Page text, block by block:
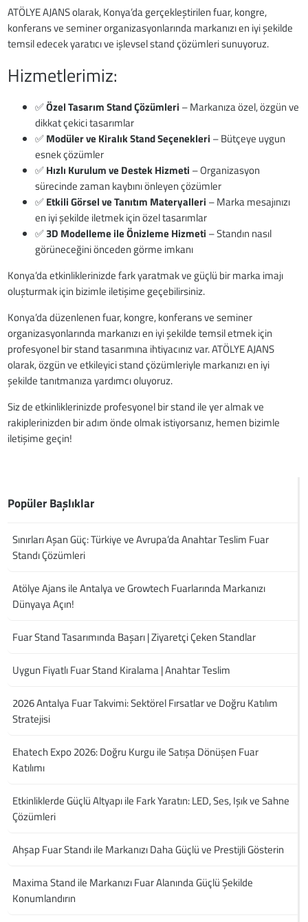
ATÖLYE AJANS olarak, Konya’da gerçekleştirilen fuar, kongre,
konferans ve seminer organizasyonlarında markanızı en iyi şekilde
temsil edecek yaratıcı ve işlevsel stand çözümleri sunuyoruz.
Hizmetlerimiz:
✅Özel Tasarım Stand Çözümleri – Markanıza özel, özgün ve
dikkat çekici tasarımlar
✅Modüler ve Kiralık Stand Seçenekleri – Bütçeye uygun
esnek çözümler
✅Hızlı Kurulum ve Destek Hizmeti – Organizasyon
sürecinde zaman kaybını önleyen çözümler
✅Etkili Görsel ve Tanıtım Materyalleri – Marka mesajınızı
en iyi şekilde iletmek için özel tasarımlar
✅3D Modelleme ile Önizleme Hizmeti – Standın nasıl
görüneceğini önceden görme imkanı
Konya’da etkinliklerinizde fark yaratmak ve güçlü bir marka imajı
oluşturmak için bizimle iletişime geçebilirsiniz.
Konya’da düzenlenen fuar, kongre, konferans ve seminer
organizasyonlarında markanızı en iyi şekilde temsil etmek için
profesyonel bir stand tasarımına ihtiyacınız var. ATÖLYE AJANS
olarak, özgün ve etkileyici stand çözümleriyle markanızı en iyi
şekilde tanıtmanıza yardımcı oluyoruz.
Siz de etkinliklerinizde profesyonel bir stand ile yer almak ve
rakiplerinizden bir adım önde olmak istiyorsanız, hemen bizimle
iletişime geçin!
Popüler Başlıklar
Sınırları Aşan Güç: Türkiye ve Avrupa’da Anahtar Teslim Fuar
Standı Çözümleri
Atölye Ajans ile Antalya ve Growtech Fuarlarında Markanızı
Dünyaya Açın!
Fuar Stand Tasarımında Başarı | Ziyaretçi Çeken Standlar
Uygun Fiyatlı Fuar Stand Kiralama | Anahtar Teslim
2026 Antalya Fuar Takvimi: Sektörel Fırsatlar ve Doğru Katılım
Stratejisi
Ehatech Expo 2026: Doğru Kurgu ile Satışa Dönüşen Fuar
Katılımı
Etkinliklerde Güçlü Altyapı ile Fark Yaratın: LED, Ses, Işık ve Sahne
Çözümleri
Ahşap Fuar Standı ile Markanızı Daha Güçlü ve Prestijli Gösterin
Maxima Stand ile Markanızı Fuar Alanında Güçlü Şekilde
Konumlandırın